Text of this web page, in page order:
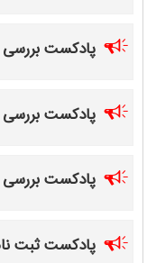
پادکست بررسی
پادکست بررسی
پادکست
پادکست ثبت